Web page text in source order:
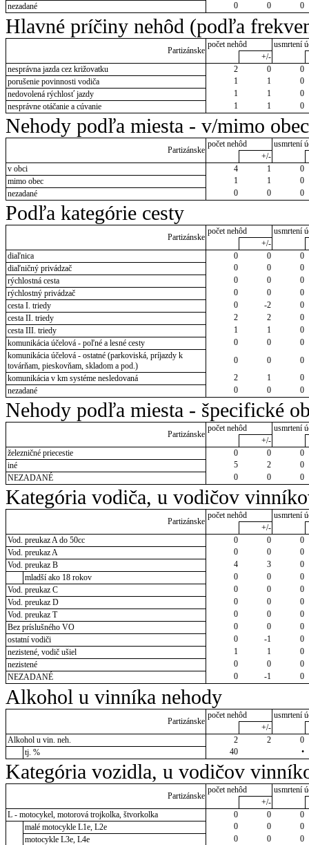
nezadané
0 0 0
Hlavné príčiny nehôd (podľa
Partizánske
počet nehôd
usmrtení
+/-
nesprávna jazda cez križovatku
2 0
0
porušenie povinnosti vodiča
1 1
0
nedovolená rýchlosť jazdy
1 1
0
nesprávne otáčanie a cúvanie
1 1 0
Nehody podľa miesta - v/mimo obec
Partizánske
počet nehôd
usmrtení
+/-
v obci
4 1
0
mimo obec
1 1
0
nezadané
0 0 0
Podľa kategórie cesty
Partizánske
počet nehôd
usmrtení
+/-
diaľnica
0 0
0
diaľničný privádzač
0 0
0
rýchlostná cesta
0 0
0
rýchlostný privádzač
0 0
0
cesta I. triedy
0 -2
0
cesta II. triedy
2 2
0
cesta III. triedy
1 1
0
komunikácia účelová - poľné a lesné cesty
0 0
0
komunikácia účelová - ostatné (parkoviská, príjazdy k
továrňam, pieskovňam, skladom a pod.)
0 0
0
komunikácia v km systéme nesledovaná
2 1
0
nezadané
0 0 0
Nehody podľa miesta - špecifické
Partizánske
počet nehôd
usmrtení
+/-
železničné priecestie
0 0
0
iné
5 2
0
NEZADANÉ
0 0 0
Kategória vodiča, u vodičov
Partizánske
počet nehôd
usmrtení
+/-
Vod. preukaz A do 50cc
0 0
0
Vod. preukaz A
0 0
0
Vod. preukaz B
4 3
0
mladší ako 18 rokov
0 0
0
Vod. preukaz C
0 0
0
Vod. preukaz D
0 0
0
Vod. preukaz T
0 0
0
Bez príslušného VO
0 0
0
ostatní vodiči
0 -1
0
nezistené, vodič ušiel
1 1
0
nezistené
0 0
0
NEZADANÉ
0 -1 0
Alkohol u vinníka nehody
Partizánske
počet nehôd
usmrtení
+/-
Alkohol u vin. neh.
2 2
0
tj. %
40 •
Kategória vozidla, u vodičov
Partizánske
počet nehôd
usmrtení
+/-
L - motocykel, motorová trojkolka, štvorkolka
0 0
0
malé motocykle L1e, L2e
0 0
0
motocykle L3e, L4e
0 0
0